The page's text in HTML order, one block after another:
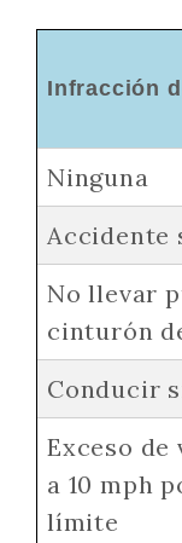
Infracción
Ninguna
Accidente
No llevar
cinturón
Conducir
Exceso de
a 10 mph
límite